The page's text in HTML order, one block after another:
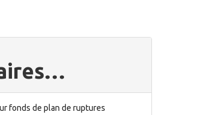
fonds de plan de ruptures